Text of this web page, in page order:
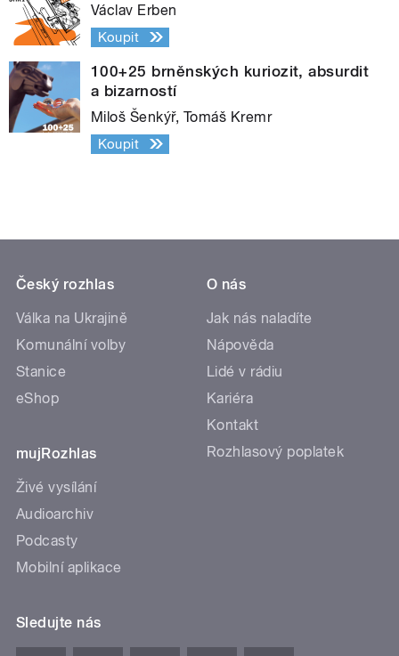
Václav Erben
Koupit
100+25 brněnských kuriozit, absurdit
a bizarností
Miloš Šenkýř, Tomáš Kremr
Koupit
Český rozhlas
Válka na Ukrajině
Komunální volby
Stanice
eShop
mujRozhlas
Živé vysílání
Audioarchiv
Podcasty
Mobilní aplikace
O nás
Jak nás naladíte
Nápověda
Lidé v rádiu
Kariéra
Kontakt
Rozhlasový poplatek
Sledujte nás